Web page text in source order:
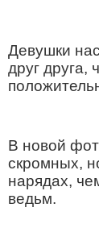
Девушки
друг друга,
В новой
скромных,
нарядах,
ведьм.